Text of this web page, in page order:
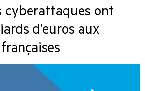
cyberattaques ont
d’euros aux